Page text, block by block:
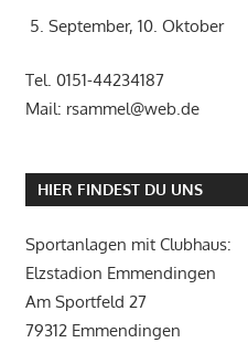
5. September, 10. Oktober
Tel. 0151-44234187
Mail: rsammel@web.de
HIER FINDEST DU UNS
Sportanlagen mit Clubhaus:
Elzstadion Emmendingen
Am Sportfeld 27
79312 Emmendingen